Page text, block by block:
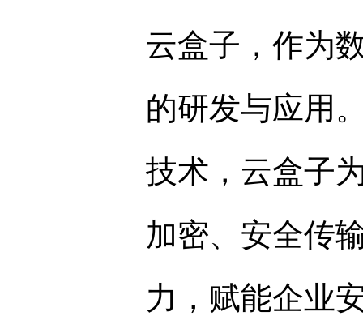
云盒子，作为
的研发与应用
技术，云盒子
加密、安全传
力，赋能企业